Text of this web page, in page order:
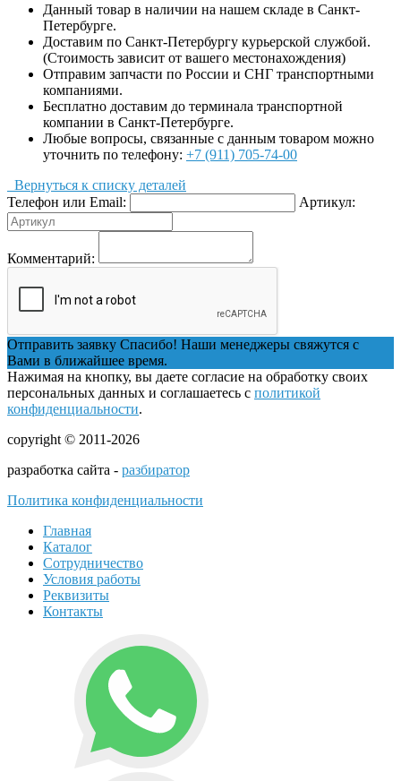
Данный товар в наличии на нашем складе в Санкт-
Петербурге.
Доставим по Санкт-Петербургу курьерской службой.
(Стоимость зависит от вашего местонахождения)
Отправим запчасти по России и СНГ транспортными
компаниями.
Бесплатно доставим до терминала транспортной
компании в Санкт-Петербурге.
Любые вопросы, связанные с данным товаром можно
уточнить по телефону: +7 (911) 705-74-00
Вернуться к списку деталей
Телефон или Email:
Артикул:
Комментарий:
Отправить заявку Спасибо! Наши менеджеры свяжутся с
Вами в ближайшее время.
Нажимая на кнопку, вы даете согласие на обработку своих
персональных данных и соглашаетесь с политикой
конфиденциальности.
copyright © 2011-2026
разработка сайта - разбиратор
Политика конфиденциальности
Главная
Каталог
Сотрудничество
Условия работы
Реквизиты
Контакты